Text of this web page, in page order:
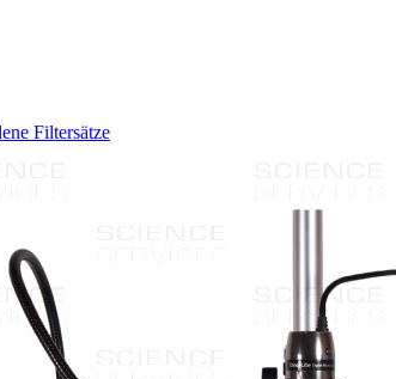
Filtersätze